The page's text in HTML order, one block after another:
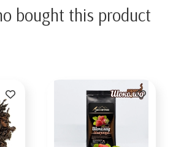
bought this product